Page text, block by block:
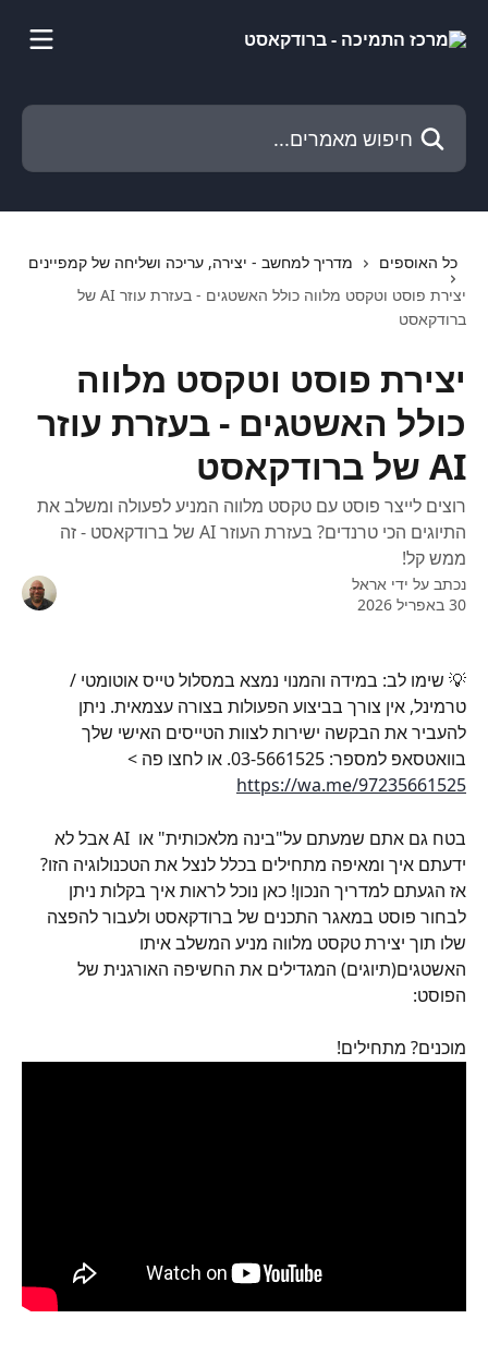
חיפוש מאמרים...
כל האוספים
מדריך למחשב - יצירה, עריכה ושליחה של קמפיינים
יצירת פוסט וטקסט מלווה כולל האשטגים - בעזרת עוזר AI של
ברודקאסט
יצירת פוסט וטקסט מלווה
כולל האשטגים - בעזרת עוזר
AI של ברודקאסט
רוצים לייצר פוסט עם טקסט מלווה המניע לפעולה ומשלב את
התיוגים הכי טרנדים? בעזרת העוזר AI של ברודקאסט - זה
ממש קל!
נכתב על ידי אראל
30 באפריל 2026
💡 שימו לב: במידה והמנוי נמצא במסלול טייס אוטומטי /
טרמינל, אין צורך בביצוע הפעולות בצורה עצמאית. ניתן
להעביר את הבקשה ישירות לצוות הטייסים האישי שלך
בוואטסאפ למספר: 03-5661525. או לחצו פה >
https://wa.me/97235661525
בטח גם אתם שמעתם על"בינה מלאכותית" או  AI אבל לא
ידעתם איך ומאיפה מתחילים בכלל לנצל את הטכנולוגיה הזו?
אז הגעתם למדריך הנכון! כאן נוכל לראות איך בקלות ניתן
לבחור פוסט במאגר התכנים של ברודקאסט ולעבור להפצה
שלו תוך יצירת טקסט מלווה מניע המשלב איתו
האשטגים(תיוגים) המגדילים את החשיפה האורגנית של
הפוסט:
מוכנים? מתחילים!